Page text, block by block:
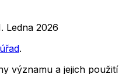
Ledna 2026
.
významu a jejich použití